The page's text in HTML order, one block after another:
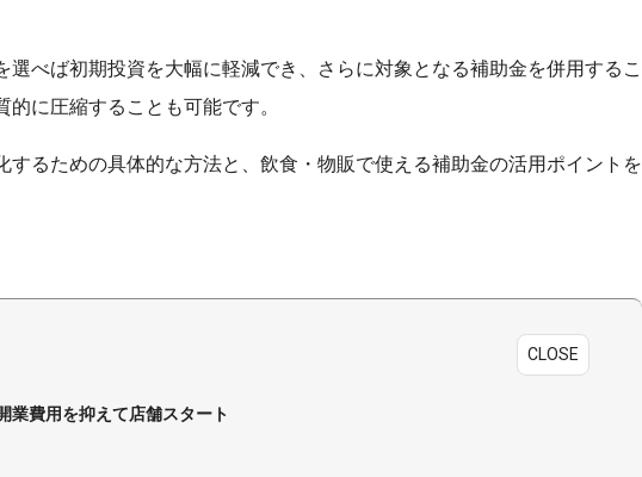
選べば初期投資を大幅に軽減でき、さらに対象となる補助金を併用するこ
に圧縮することも可能です。
するための具体的な方法と、飲食・物販で使える補助金の活用ポイントを
CLOSE
業費用を抑えて店舗スタート